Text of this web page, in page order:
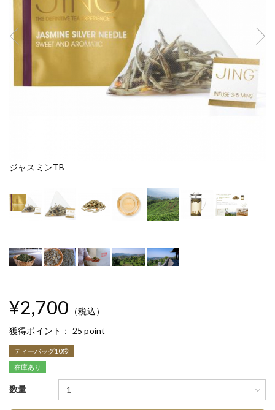
ジャスミンTB
¥2,700 （税込）
獲得ポイント： 25 point
ティーバッグ10袋
在庫あり
数量